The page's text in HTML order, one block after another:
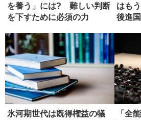
を養う」には? 難しい判断
を下すために必須の力
はも
後進
氷河期世代は既得権益の犠
「全